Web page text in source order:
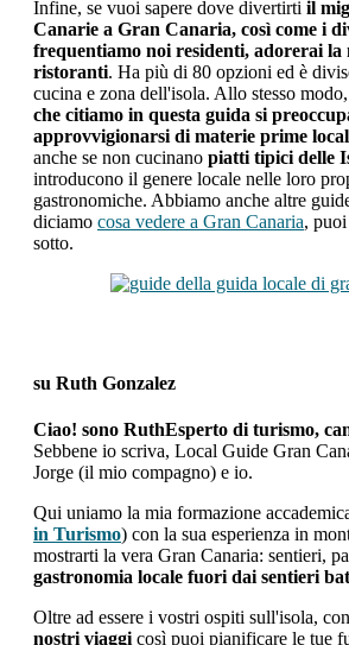
Infine, se vuoi sapere dove divertirti il
Canarie a Gran Canaria, così come i
frequentiamo noi residenti, adorerai la
ristoranti. Ha più di 80 opzioni ed è
cucina e zona dell'isola. Allo stesso modo,
che citiamo in questa guida si
approvvigionarsi di materie prime
anche se non cucinano piatti tipici delle
introducono il genere locale nelle loro
gastronomiche. Abbiamo anche altre
diciamo cosa vedere a Gran Canaria,
sotto.
su Ruth Gonzalez
Ciao! sono RuthEsperto di turismo,
Sebbene io scriva, Local Guide Gran
Jorge (il mio compagno) e io.
Qui uniamo la mia formazione
in Turismo) con la sua esperienza in
mostrarti la vera Gran Canaria: sentieri,
gastronomia locale fuori dai sentieri
Oltre ad essere i vostri ospiti sull'isola,
nostri viaggicosì puoi pianificare le tue